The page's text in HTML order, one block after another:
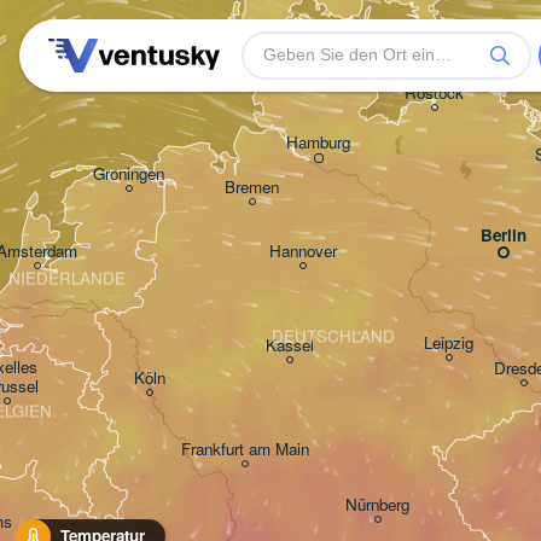
Temperatur
Hamburg
Köln
Frankfurt am Main
Bremen
Hannover
Nürnberg
Kassel
Groningen
DEUTSCHLAND
NIEDERLANDE
Berlin
Leipzig
Rostock